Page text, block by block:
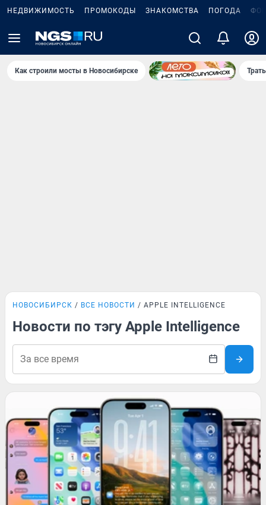
НЕДВИЖИМОСТЬ ПРОМОКОДЫ ЗНАКОМСТВА ПОГОДА
Как строили мосты в Новосибирске
НОВОСИБИРСК ВСЕ НОВОСТИ APPLE INTELLIGENCE
Новости по тэгу Apple Intelligence